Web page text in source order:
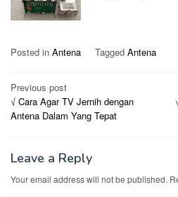
Posted in Antena Tagged Antena
Post
navigation
Previous post
√ Cara Agar TV Jernih dengan
Antena Dalam Yang Tepat
Leave a Reply
Your email address will not be published.